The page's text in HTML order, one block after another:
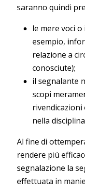
saranno quindi
le mere voci o
esempio,
relazione a
conosciute);
il segnalante
scopi
nella
Al fine di
rendere più
segnalazione la
effettuata in